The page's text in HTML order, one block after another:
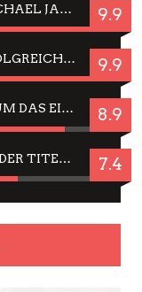
WEGEN DES ERFOLGES – MJ: MICHAEL JACKSON MUSICAL IN EINER MATINEE SEHEN 9.9
JELLYFISH HAMBURG: DAS ERFOLGREICHE SOMMER-MENÜ 2025 IN GEFÜHLEN UND BILDERN 9.9
CÉSAR FÜR JIM CARREY? WARUM DAS EINER DER NERVIGSTEN ACTORS IST UND BLEIBT 8.9
JING JING: IN-THAI RÄUMT WIEDER TITEL AB – EIN ZWEI-STUNDEN-ERLEBNISBERICHT 7.4